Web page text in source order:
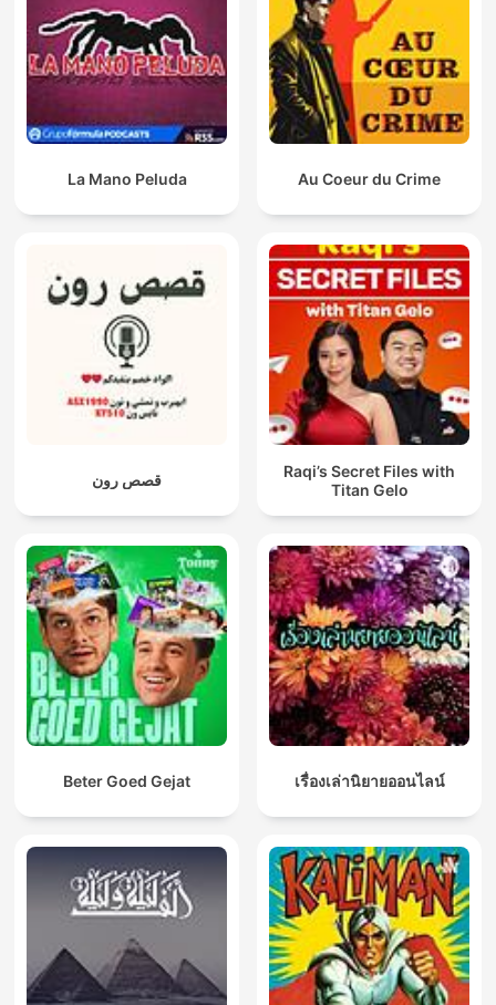
La Mano Peluda Au Coeur du Crime
قصص رون
Raqi’s Secret Files with
Titan Gelo
Beter Goed Gejat เรื่องเล่านิยายออนไลน์